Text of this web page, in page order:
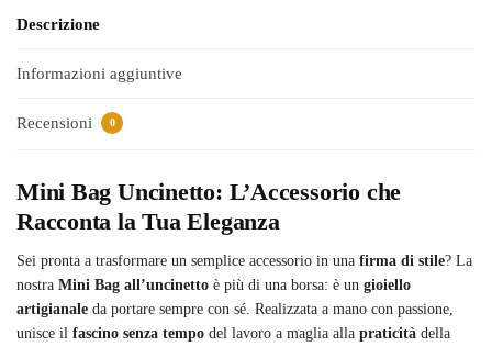
Descrizione
Informazioni aggiuntive
Recensioni 0
Mini Bag Uncinetto: L’Accessorio che
Racconta la Tua Eleganza
Sei pronta a trasformare un semplice accessorio in una firma di stile? La
nostra Mini Bag all’uncinetto è più di una borsa: è un gioiello
artigianale da portare sempre con sé. Realizzata a mano con passione,
unisce il fascino senza tempo del lavoro a maglia alla praticità della